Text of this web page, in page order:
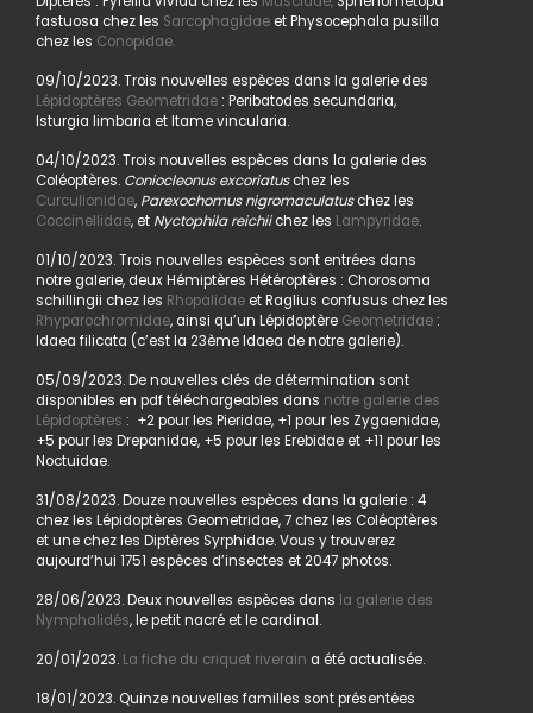
fastuosa chez les Sarcophagidaeet Physocephala pusilla
chez les Conopidae.
09/10/2023. Trois nouvelles espèces dans la galerie des
Lépidoptères Geometridae: Peribatodes secundaria,
Isturgia limbaria et Itame vincularia.
04/10/2023. Trois nouvelles espèces dans la galerie des
Coléoptères. Coniocleonus excoriatuschez les
Curculionidae, Parexochomus nigromaculatuschez les
Coccinellidae, et Nyctophila reichiichez les Lampyridae.
01/10/2023. Trois nouvelles espèces sont entrées dans
notre galerie, deux Hémiptères Hétéroptères : Chorosoma
schillingii chez les Rhopalidaeet Raglius confusus chez les
Rhyparochromidae, ainsi qu’un Lépidoptère Geometridae:
Idaea filicata (c’est la 23ème Idaea de notre galerie).
05/09/2023. De nouvelles clés de détermination sont
disponibles en pdf téléchargeables dans notre galerie des
Lépidoptères : +2 pour les Pieridae, +1 pour les Zygaenidae,
+5 pour les Drepanidae, +5 pour les Erebidae et +11 pour les
Noctuidae.
31/08/2023. Douze nouvelles espèces dans la galerie : 4
chez les Lépidoptères Geometridae, 7 chez les Coléoptères
et une chez les Diptères Syrphidae. Vous y trouverez
aujourd’hui 1751 espèces d’insectes et 2047 photos.
28/06/2023. Deux nouvelles espèces dans la galerie des
Nymphalidés, le petit nacré et le cardinal.
20/01/2023. La fiche du criquet riverain a été actualisée.
18/01/2023. Quinze nouvelles familles sont présentées